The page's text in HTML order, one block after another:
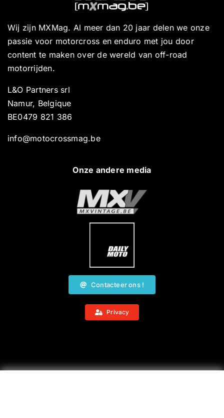
Wij zijn MXMag. Al meer dan 20 jaar delen we onze
passie voor motorcross en enduro met jou door
content te maken over de wereld van off-road
motorrijden.
L&O Partners srl
Namur, Belgique
BE0479 821 386
info@motocrossmag.be
Onze andere media
Contacteer ons !
Privacy